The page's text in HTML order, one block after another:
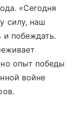
«Сегодня
силу, наш
побеждать.
опыт победы
войне